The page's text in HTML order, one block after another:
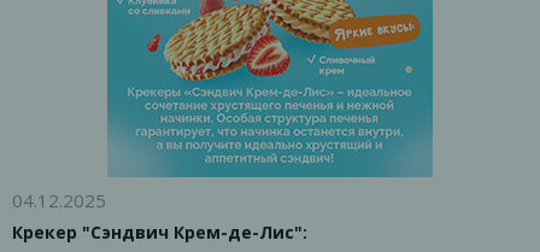
04.12.2025
Крекер "Сэндвич Крем-де-Лис":